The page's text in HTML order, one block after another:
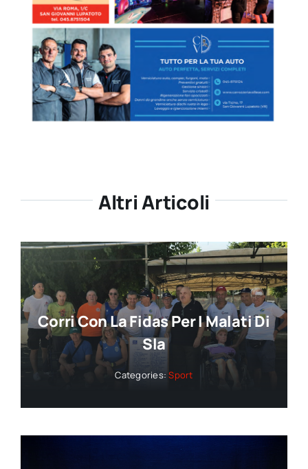
Altri Articoli
Corri Con La Fidas Per I Malati Di
Sla
Categories:Sport